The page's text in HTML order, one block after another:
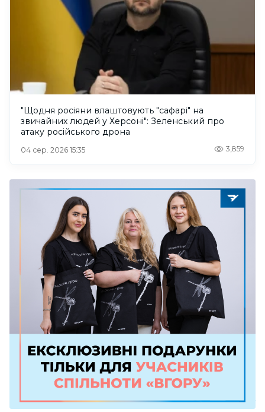
"Щодня росіяни влаштовують "сафарі" на
звичайних людей у Херсоні": Зеленський про
атаку російського дрона
04 сер. 2026 15:35 3,859